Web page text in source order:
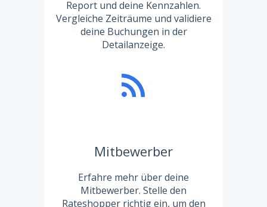
Report und deine Kennzahlen.
Vergleiche Zeiträume und validiere
deine Buchungen in der
Detailanzeige.
Mitbewerber
Erfahre mehr über deine
Mitbewerber. Stelle den
Rateshopper richtig ein, um den